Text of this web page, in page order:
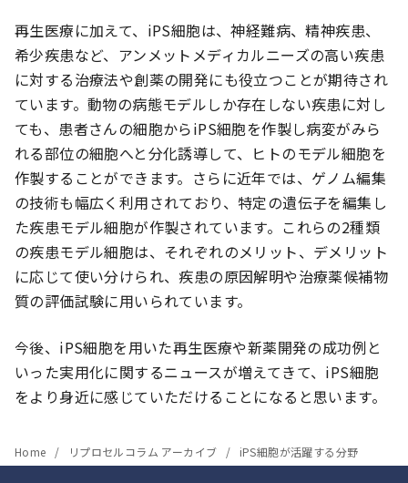
再生医療に加えて、iPS細胞は、神経難病、精神疾患、
希少疾患など、アンメットメディカルニーズの高い疾患
に対する治療法や創薬の開発にも役立つことが期待され
ています。動物の病態モデルしか存在しない疾患に対し
ても、患者さんの細胞からiPS細胞を作製し病変がみら
れる部位の細胞へと分化誘導して、ヒトのモデル細胞を
作製することができます。さらに近年では、ゲノム編集
の技術も幅広く利用されており、特定の遺伝子を編集し
た疾患モデル細胞が作製されています。これらの2種類
の疾患モデル細胞は、それぞれのメリット、デメリット
に応じて使い分けられ、疾患の原因解明や治療薬候補物
質の評価試験に用いられています。
今後、iPS細胞を用いた再生医療や新薬開発の成功例と
いった実用化に関するニュースが増えてきて、iPS細胞
をより身近に感じていただけることになると思います。
Home リプロセルコラム アーカイブ iPS細胞が活躍する分野